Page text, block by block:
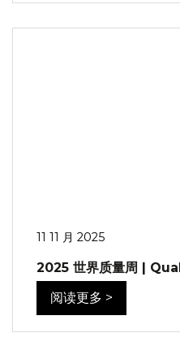
11 11 月 2025
2025 世界质量周 |
阅读更多 >